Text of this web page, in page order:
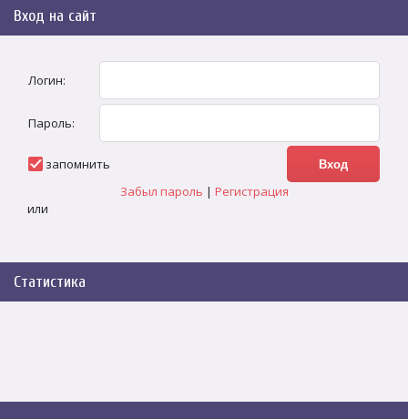
Вход на сайт
Логин:
Пароль:
запомнить
Забыл пароль | Регистрация
или
Статистика